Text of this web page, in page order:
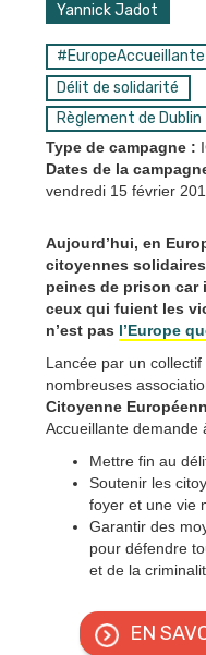
Yannick Jadot
#EuropeAccueillante
Délit de solidarité
Règlement de Dublin
Type de campagne :
Dates de la
vendredi 15 février
Aujourd’hui, en
citoyennes
peines de prison car
ceux qui fuient les
n’est pas l’Europe
Lancée par un
nombreuses
Citoyenne
Accueillante demande
Mettre fin au
Soutenir les
foyer et une vie
Garantir des
pour défendre
et de la
EN